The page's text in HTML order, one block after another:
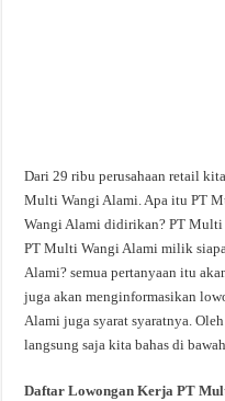
Dari 29 ribu perusahaan retail
Multi Wangi Alami. Apa itu PT
Wangi Alami didirikan? PT Multi
PT Multi Wangi Alami milik
Alami? semua pertanyaan itu
juga akan menginformasikan
Alami juga syarat syaratnya.
langsung saja kita bahas di
Daftar Lowongan Kerja PT